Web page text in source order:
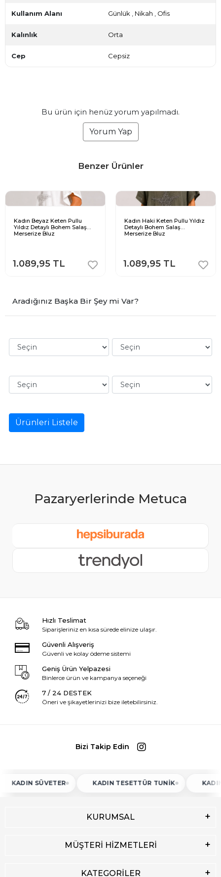
Kullanım Alanı Günlük Nikah Ofis
Kalınlık Orta
Cep Cepsiz
Bu ürün için henüz yorum yapılmadı.
Yorum Yap
Benzer Ürünler
Kadın Beyaz Keten Pullu
Yıldız Detaylı Bohem Salaş
Merserize Bluz
1.089,95 TL
Kadın Haki Keten Pullu Yıldız
Detaylı Bohem Salaş
Merserize Bluz
1.089,95 TL
Aradığınız Başka Bir Şey mi Var?
Ürünleri Listele
Hızlı Teslimat
Siparişleriniz en kısa sürede elinize ulaşır.
Güvenli Alışveriş
Güvenli ve kolay ödeme sistemi
Geniş Ürün Yelpazesi
Binlerce ürün ve kampanya seçeneği
7 / 24 DESTEK
Öneri ve şikayetlerinizi bize iletebilirsiniz.
Bizi Takip Edin
SÜVETER KADIN TESETTÜR TUNIK KADIN ATLET
KURUMSAL
MÜŞTERİ HİZMETLERİ
KATEGORİLER